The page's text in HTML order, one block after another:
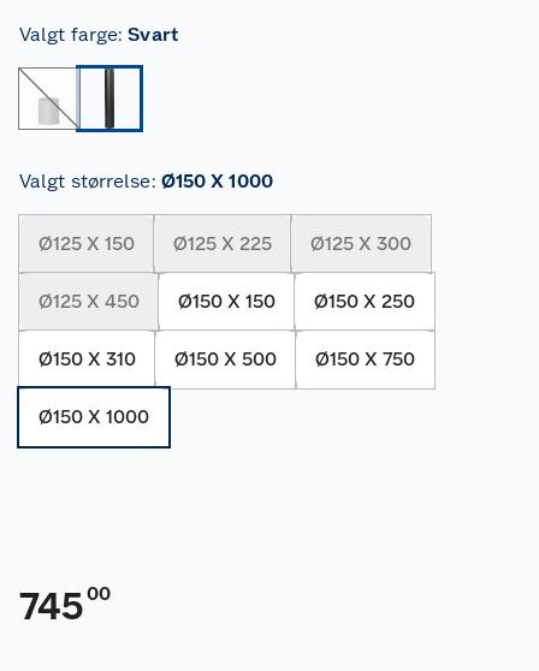
Valgt farge: Svart
Valgt størrelse: Ø150 X 1000
Ø125 X 150 Ø125 X 225 Ø125 X 300
Ø125 X 450 Ø150 X 150 Ø150 X 250
Ø150 X 310 Ø150 X 500 Ø150 X 750
Ø150 X 1000
74500